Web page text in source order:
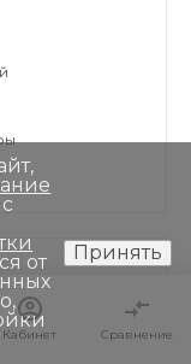
Кабинет Сравнение
Кабинет Сравнение
от
Принять